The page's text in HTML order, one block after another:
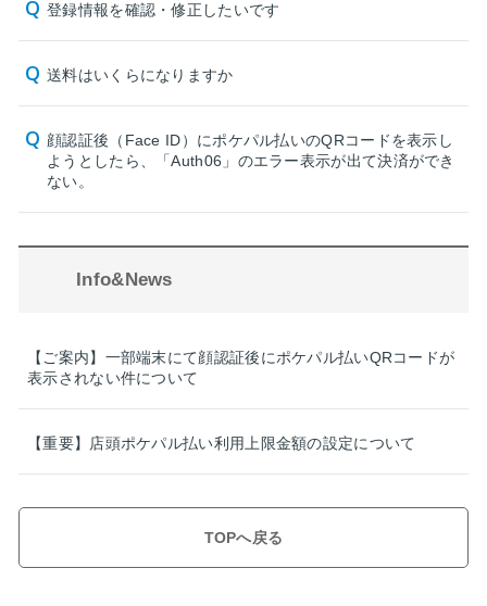
登録情報を確認・修正したいです
送料はいくらになりますか
顔認証後（Face ID）にポケパル払いのQRコードを表示し
ようとしたら、「Auth06」のエラー表示が出て決済ができ
ない。
Info&News
【ご案内】一部端末にて顔認証後にポケパル払いQRコードが
表示されない件について
【重要】店頭ポケパル払い利用上限金額の設定について
TOPへ戻る